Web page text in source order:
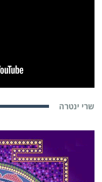
שרי ינטרה